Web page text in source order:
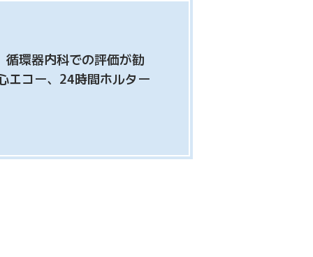
環器内科での評価が勧
エコー、24時間ホルター